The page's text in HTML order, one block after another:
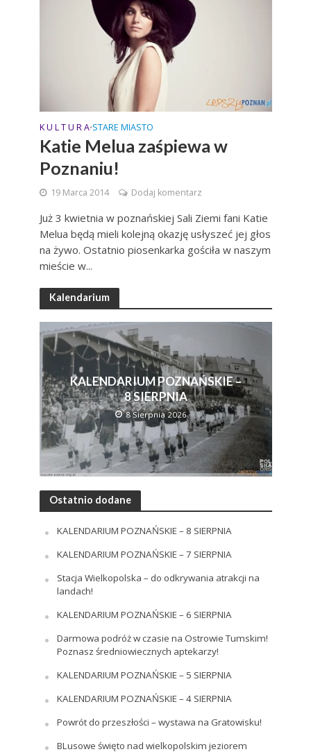
K U L T U R A•STARE MIASTO
Katie Melua zaśpiewa w
Poznaniu!
19 Marca 2014 Dodaj komentarz
Już 3 kwietnia w poznańskiej Sali Ziemi fani Katie
Melua będą mieli kolejną okazję usłyszeć jej głos
na żywo. Ostatnio piosenkarka gościła w naszym
mieście w...
Kalendarium
KALENDARIUM POZNAŃSKIE –
8 SIERPNIA
8 Sierpnia 2026
Ostatnio dodane
KALENDARIUM POZNAŃSKIE – 8 SIERPNIA
KALENDARIUM POZNAŃSKIE – 7 SIERPNIA
Stacja Wielkopolska – do odkrywania atrakcji na
landach!
KALENDARIUM POZNAŃSKIE – 6 SIERPNIA
Darmowa podróż w czasie na Ostrowie Tumskim!
Poznasz średniowiecznych aptekarzy!
KALENDARIUM POZNAŃSKIE – 5 SIERPNIA
KALENDARIUM POZNAŃSKIE – 4 SIERPNIA
Powrót do przeszłości – wystawa na Gratowisku!
BLusowe święto nad wielkopolskim jeziorem